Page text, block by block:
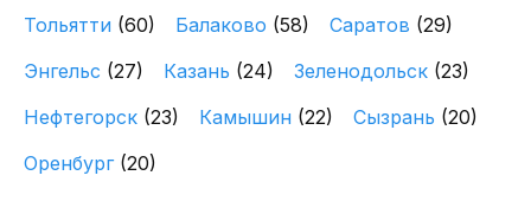
Тольятти (60) Балаково (58) Саратов (29)
Энгельс (27) Казань (24) Зеленодольск (23)
Нефтегорск (23) Камышин (22) Сызрань (20)
Оренбург (20)